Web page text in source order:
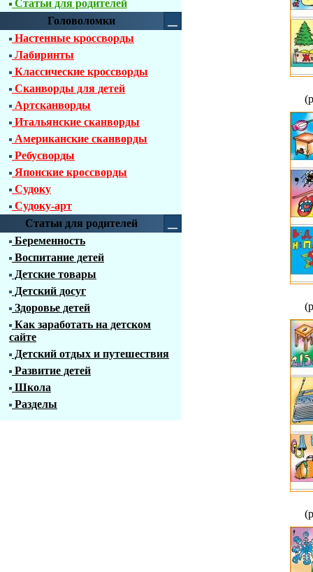
Статьи для родителей
Головоломки
Настенные кроссворды
Лабиринты
Классические кроссворды
Сканворды для детей
Артсканворды
Итальянские сканворды
Американские сканворды
Ребусворды
Японские кроссворды
Судоку
Судоку-арт
Статьи для родителей
Беременность
Воспитание детей
Детские товары
Детский досуг
Здоровье детей
Как заработать на детском
сайте
Детский отдых и путешествия
Развитие детей
Школа
Разделы